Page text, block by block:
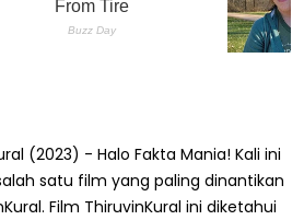
(2023) - Halo Fakta Mania! Kali ini
satu film yang paling dinantikan
Film ThiruvinKural ini diketahui